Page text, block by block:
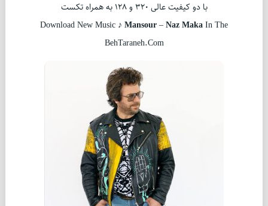
با دو کیفیت عالی 320 و 128 به همراه تکست
Download New Music ♪ Mansour–Naz MakaIn The
BehTaraneh.Com